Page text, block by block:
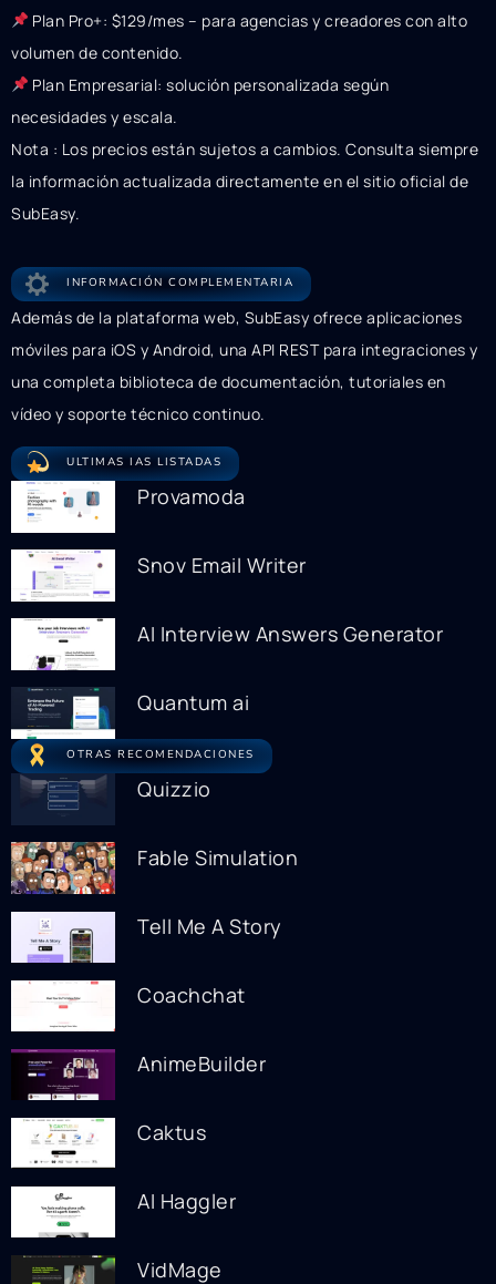
Plan Pro+: $129/mes – para agencias y creadores con alto
volumen de contenido.
Plan Empresarial: solución personalizada según
necesidades y escala.
Nota : Los precios están sujetos a cambios. Consulta siempre
la información actualizada directamente en el sitio oficial de
SubEasy.
INFORMACIÓN COMPLEMENTARIA
Además de la plataforma web, SubEasy ofrece aplicaciones
móviles para iOS y Android, una API REST para integraciones y
una completa biblioteca de documentación, tutoriales en
vídeo y soporte técnico continuo.
ULTIMAS IAS LISTADAS
Provamoda
Snov Email Writer
AI Interview Answers Generator
Quantum ai
OTRAS RECOMENDACIONES
Quizzio
Fable Simulation
Tell Me A Story
Coachchat
AnimeBuilder
Caktus
AI Haggler
VidMage